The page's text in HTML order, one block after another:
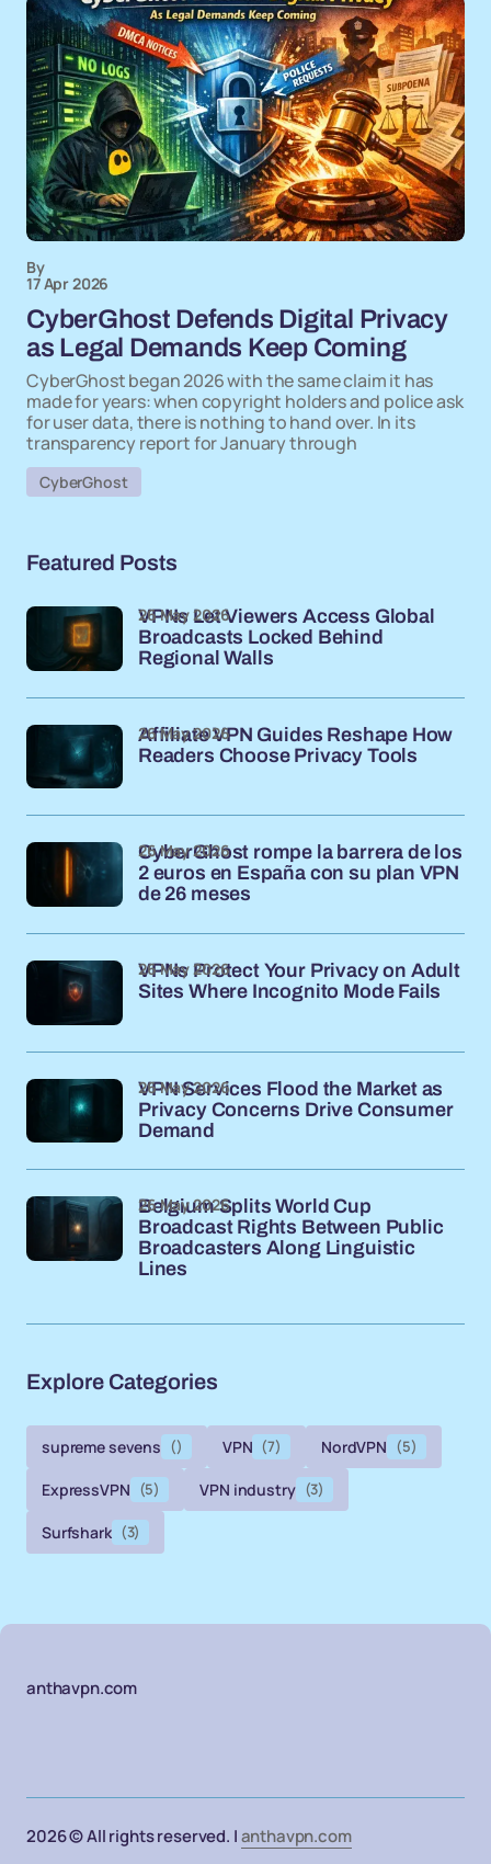
By
17 Apr 2026
CyberGhost Defends Digital Privacy
as Legal Demands Keep Coming
CyberGhost began 2026 with the same claim it has
made for years: when copyright holders and police ask
for user data, there is nothing to hand over. In its
transparency report for January through
CyberGhost
Featured Posts
VPNs Let Viewers Access Global
Broadcasts Locked Behind
Regional Walls
26 May 2026
Affiliate VPN Guides Reshape How
Readers Choose Privacy Tools
26 May 2026
CyberGhost rompe la barrera de los
2 euros en España con su plan VPN
de 26 meses
26 May 2026
VPNs Protect Your Privacy on Adult
Sites Where Incognito Mode Fails
26 May 2026
VPN Services Flood the Market as
Privacy Concerns Drive Consumer
Demand
26 May 2026
Belgium Splits World Cup
Broadcast Rights Between Public
Broadcasters Along Linguistic
Lines
26 May 2026
Explore Categories
supreme sevens () VPN (7) NordVPN (5)
ExpressVPN (5) VPN industry (3)
Surfshark (3)
anthavpn.com
2026 © All rights reserved. |anthavpn.com